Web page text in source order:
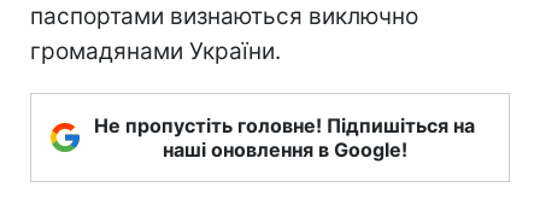
паспортами визнаються виключно
громадянами України.
Не пропустіть головне! Підпишіться на
наші оновлення в Google!